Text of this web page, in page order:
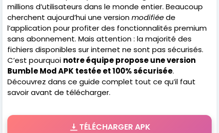
millions d’utilisateurs dans le monde entier. Beaucoup
cherchent aujourd’hui une versionmodifiéede
l’application pour profiter des fonctionnalités premium
sans abonnement. Mais attention : la majorité des
fichiers disponibles sur internet ne sont pas sécurisés.
C’est pourquoi notre équipe propose une version
Bumble Mod APK testée et 100% sécurisée.
Découvrez dans ce guide complet tout ce qu’il faut
savoir avant de télécharger.
TÉLÉCHARGER APK